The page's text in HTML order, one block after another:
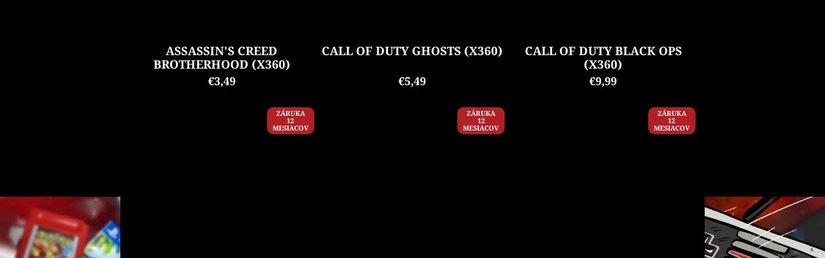
ASSASSIN'S CREED
BROTHERHOOD (X360)
€3,49
CALL OF DUTY GHOSTS (X360)
€5,49
CALL OF DUTY BLACK OPS
(X360)
€9,99
ZÁRUKA
12
MESIACOV
ZÁRUKA
12
MESIACOV
ZÁRUKA
12
MESIACOV